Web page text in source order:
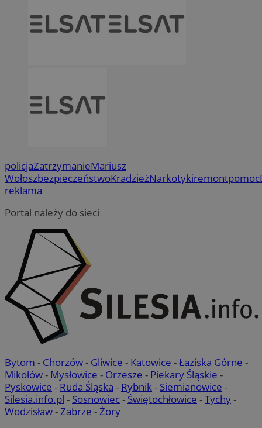
policjaZatrzymanieMariusz
WołoszbezpieczeństwoKradzieżNarkotykiremontpomoc
reklama
Portal należy do sieci
Bytom - Chorzów- Gliwice - Katowice -Łaziska Górne -
Mikołów- Mysłowice - Orzesze - Piekary Śląskie -
Pyskowice - Ruda Śląska - Rybnik- Siemianowice -
Silesia.info.pl - Sosnowiec- Świętochłowice -Tychy-
Wodzisław-Zabrze -Żory